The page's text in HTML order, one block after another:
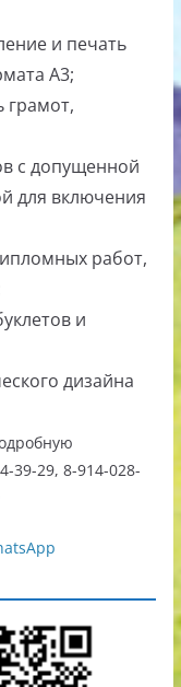
и печать
А3;
грамот,
с допущенной
для включения
работ,
и
дизайна
39-29, 8-914-028-